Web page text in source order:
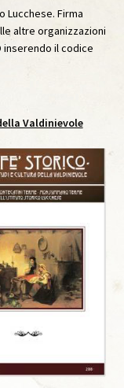
Lucchese. Firma
altre organizzazioni
inserendo il codice
Valdinievole